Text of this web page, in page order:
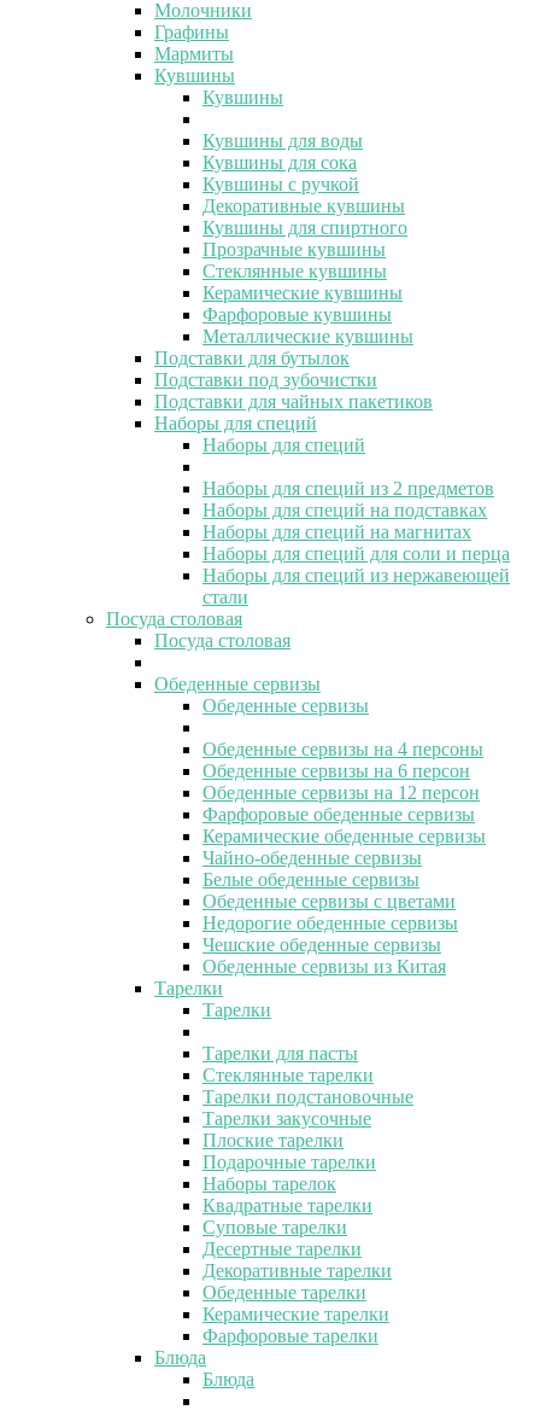
Молочники
Графины
Мармиты
Кувшины
Кувшины
Кувшины для воды
Кувшины для сока
Кувшины с ручкой
Декоративные кувшины
Кувшины для спиртного
Прозрачные кувшины
Стеклянные кувшины
Керамические кувшины
Фарфоровые кувшины
Металлические кувшины
Подставки для бутылок
Подставки под зубочистки
Подставки для чайных пакетиков
Наборы для специй
Наборы для специй
Наборы для специй из 2 предметов
Наборы для специй на подставках
Наборы для специй на магнитах
Наборы для специй для соли и перца
Наборы для специй из нержавеющей
стали
Посуда столовая
Посуда столовая
Обеденные сервизы
Обеденные сервизы
Обеденные сервизы на 4 персоны
Обеденные сервизы на 6 персон
Обеденные сервизы на 12 персон
Фарфоровые обеденные сервизы
Керамические обеденные сервизы
Чайно-обеденные сервизы
Белые обеденные сервизы
Обеденные сервизы с цветами
Недорогие обеденные сервизы
Чешские обеденные сервизы
Обеденные сервизы из Китая
Тарелки
Тарелки
Тарелки для пасты
Стеклянные тарелки
Тарелки подстановочные
Тарелки закусочные
Плоские тарелки
Подарочные тарелки
Наборы тарелок
Квадратные тарелки
Суповые тарелки
Десертные тарелки
Декоративные тарелки
Обеденные тарелки
Керамические тарелки
Фарфоровые тарелки
Блюда
Блюда